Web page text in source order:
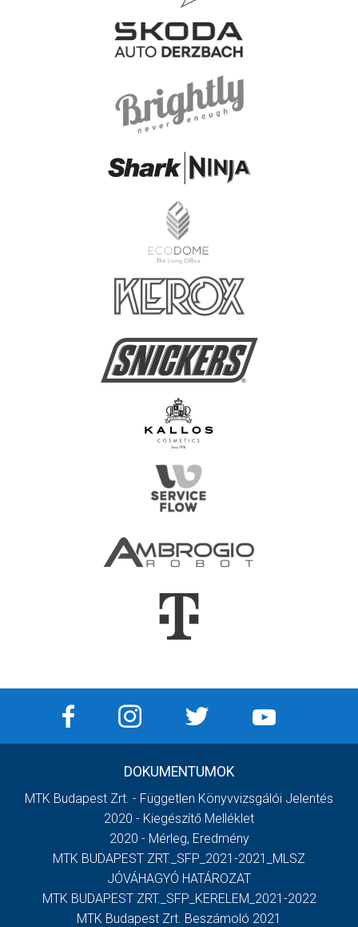
DOKUMENTUMOK
MTK Budapest Zrt. - Független Könyvvizsgálói Jelentés
2020 - Kiegészítő Melléklet
2020 - Mérleg, Eredmény
MTK BUDAPEST ZRT._SFP_2021-2021_MLSZ
JÓVÁHAGYÓ HATÁROZAT
MTK BUDAPEST ZRT._SFP_KERELEM_2021-2022
MTK Budapest Zrt. Beszámoló 2021